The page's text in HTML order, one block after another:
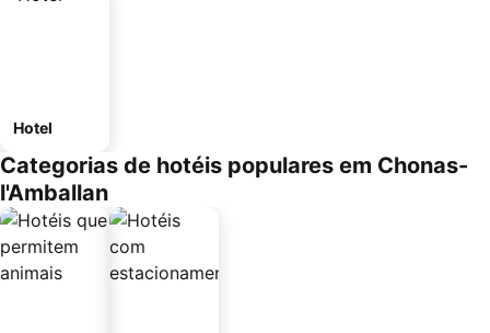
Hotel
Categorias de hotéis populares em Chonas-
l'Amballan